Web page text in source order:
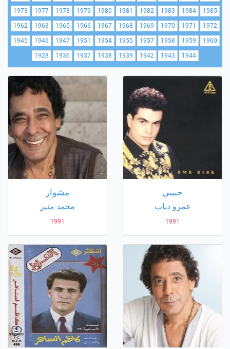
1985
1984
1983
1982
1981
1980
1979
1978
1977
1973
1972
1971
1970
1969
1968
1967
1966
1965
1963
1962
1960
1959
1958
1957
1955
1954
1951
1947
1946
1945
1944
1943
1942
1939
1938
1937
1936
1928
حبيبي
عمرو دياب
1991
مشوار
محمد منير
1991